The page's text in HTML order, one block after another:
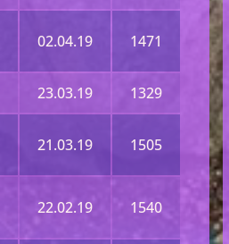
02.04.19 1471
23.03.19 1329
21.03.19 1505
22.02.19 1540